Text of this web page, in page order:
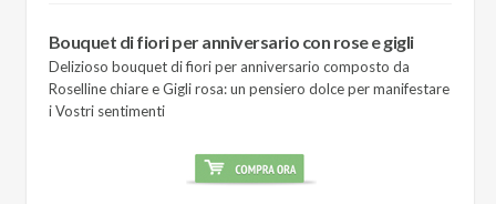
Bouquet di fiori per anniversario con rose e gigli
Delizioso bouquet di fiori per anniversario composto da
Roselline chiare e Gigli rosa: un pensiero dolce per manifestare
i Vostri sentimenti